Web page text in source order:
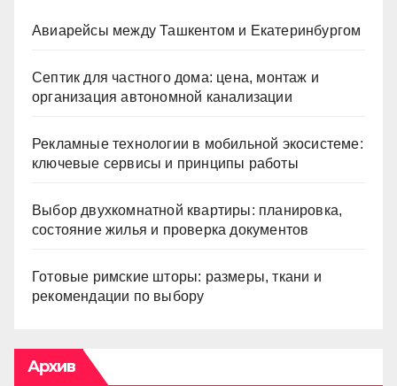
Авиарейсы между Ташкентом и Екатеринбургом
Септик для частного дома: цена, монтаж и
организация автономной канализации
Рекламные технологии в мобильной экосистеме:
ключевые сервисы и принципы работы
Выбор двухкомнатной квартиры: планировка,
состояние жилья и проверка документов
Готовые римские шторы: размеры, ткани и
рекомендации по выбору
Архив